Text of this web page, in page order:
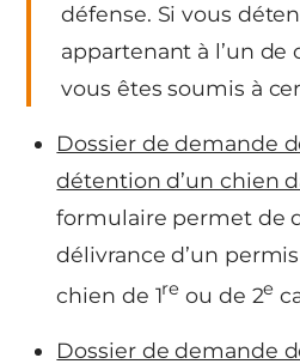
défense. Si vous
appartenant à l’un de
vous êtes soumis à
Dossier de demande
détention d’un chien
formulaire permet de
délivrance d’un
chien de 1re ou de 2e
Dossier de demande